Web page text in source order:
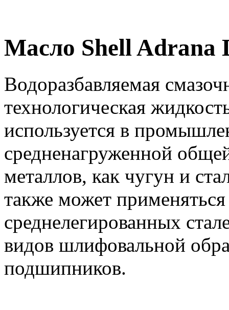
Масло Shell Adrana
Водоразбавляемая
технологическая
используется в
средненагруженной
металлов, как чугун и
также может
среднелегированных
видов шлифовальной
подшипников.